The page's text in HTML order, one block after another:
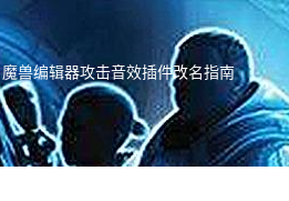
魔兽编辑器攻击音效插件改名指南